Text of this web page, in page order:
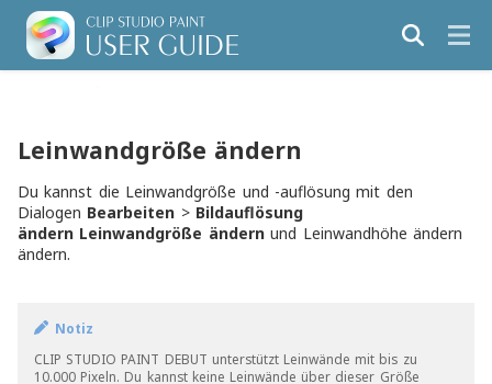
Leinwandgröße ändern
Du kannst die Leinwandgröße und -auflösung mit den
Dialogen Bearbeiten > Bildauflösung
ändern Leinwandgröße ändernund Leinwandhöhe ändern
ändern.
Notiz
CLIP STUDIO PAINT DEBUT unterstützt Leinwände mit bis zu
10.000 Pixeln. Du kannst keine Leinwände über dieser Größe